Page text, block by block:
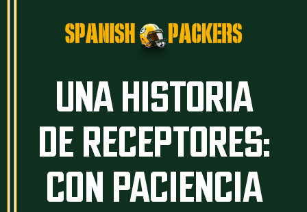
UNA HISTORIA
DE RECEPTORES:
CON PACIENCIA
Artículos
Temporada 26/27
Historia
The Frozen Tundra
Guía Packers